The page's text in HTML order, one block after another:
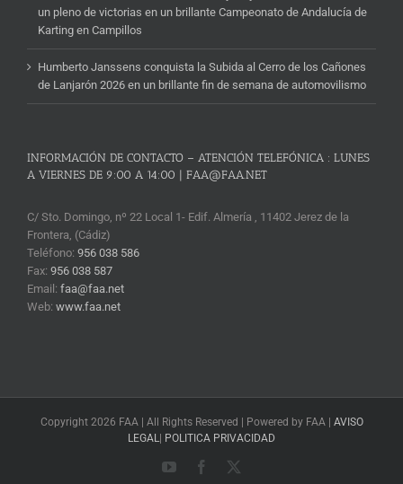
un pleno de victorias en un brillante Campeonato de Andalucía de
Karting en Campillos
Humberto Janssens conquista la Subida al Cerro de los Cañones
de Lanjarón 2026 en un brillante fin de semana de automovilismo
INFORMACIÓN DE CONTACTO – ATENCIÓN TELEFÓNICA : LUNES
A VIERNES DE 9:00 A 14:00 | FAA@FAA.NET
C/ Sto. Domingo, nº 22 Local 1- Edif. Almería , 11402 Jerez de la
Frontera, (Cádiz)
Teléfono: 956 038 586
Fax: 956 038 587
Email: faa@faa.net
Web: www.faa.net
Copyright 2026 FAA | All Rights Reserved | Powered by FAA | AVISO
LEGAL | POLITICA PRIVACIDAD
YouTubeFacebook